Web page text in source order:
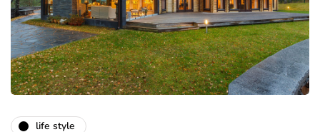
life style